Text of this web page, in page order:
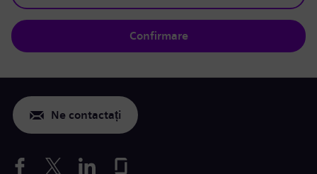
Confirmare
Ne contactați